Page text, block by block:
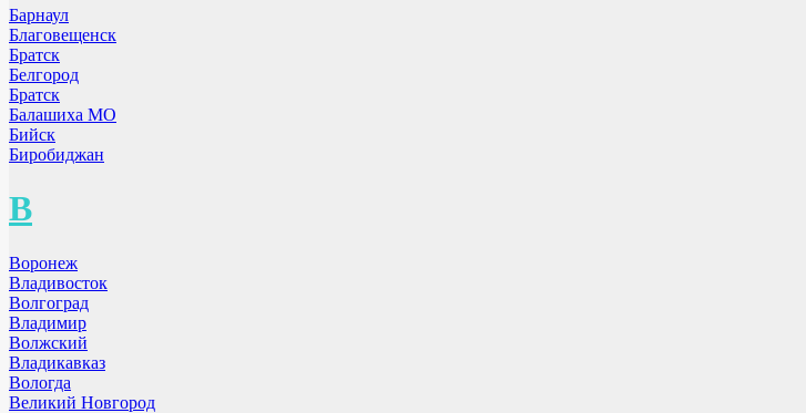
Барнаул
Благовещенск
Братск
Белгород
Братск
Балашиха МО
Бийск
Биробиджан
В
Воронеж
Владивосток
Волгоград
Владимир
Волжский
Владикавказ
Вологда
Великий Новгород